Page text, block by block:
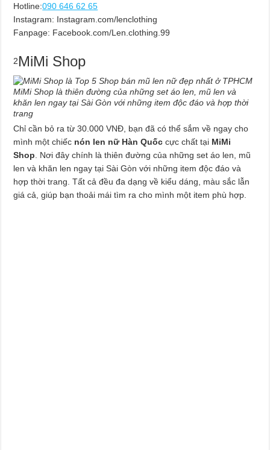
Hotline:090 646 62 65
Instagram: Instagram.com/lenclothing
Fanpage: Facebook.com/Len.clothing.99
2MiMi Shop
MiMi Shop là thiên đường của những set áo len, mũ len và
khăn len ngay tại Sài Gòn với những item độc đáo và hợp thời
trang
Chỉ cần bỏ ra từ 30.000 VNĐ, bạn đã có thể sắm về ngay cho
mình một chiếc nón len nữ Hàn Quốc cực chất tại MiMi
Shop. Nơi đây chính là thiên đường của những set áo len, mũ
len và khăn len ngay tại Sài Gòn với những item độc đáo và
hợp thời trang. Tất cả đều đa dạng về kiểu dáng, màu sắc lẫn
giá cả, giúp bạn thoải mái tìm ra cho mình một item phù hợp.